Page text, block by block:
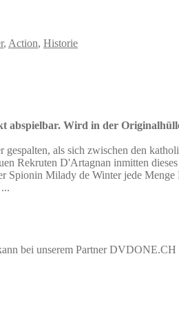
, Action, Historie
abspielbar. Wird in der
als sich zwischen den
Rekruten D'Artagnan inmitten
Spionin Milady de Winter jede
bei unserem Partner DVDONE.CH